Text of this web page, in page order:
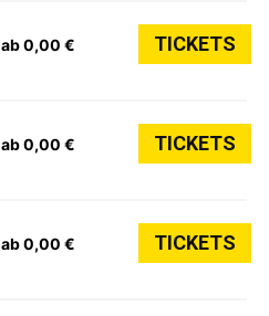
ab 0,00 € TICKETS
ab 0,00 € TICKETS
ab 0,00 € TICKETS